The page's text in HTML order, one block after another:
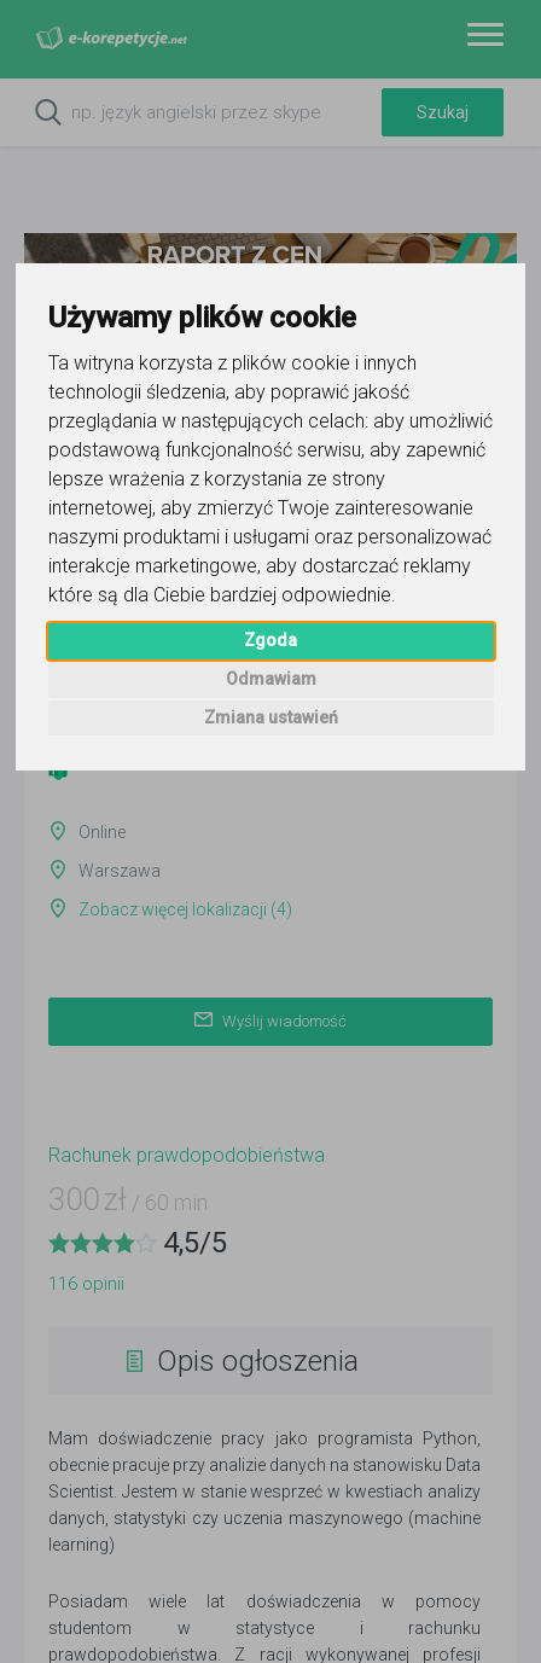
Używamy plików cookie
Ta witryna korzysta z plików cookie i innych
technologii śledzenia, aby poprawić jakość
przeglądania w następujących celach: aby umożliwić
podstawową funkcjonalność serwisu, aby zapewnić
lepsze wrażenia z korzystania ze strony
internetowej, aby zmierzyć Twoje zainteresowanie
naszymi produktami i usługami oraz personalizować
interakcje marketingowe, aby dostarczać reklamy
które są dla Ciebie bardziej odpowiednie.
Zgoda
Odmawiam
Zmiana ustawień
Do ulubionych
Oznacz wystąpienie kontaktu
Pawel Stasinski
Wyślij wiadomość
Online
Warszawa
Zobacz więcej lokalizacji (4)
Wyślij wiadomość
Rachunek prawdopodobieństwa
300 zł / 60 min
4,5/5
116 opinii
Opis ogłoszenia
Mam doświadczenie pracy jako programista Python,
obecnie pracuje przy analizie danych na stanowisku Data
Scientist. Jestem w stanie wesprzeć w kwestiach analizy
danych, statystyki czy uczenia maszynowego (machine
learning)
Posiadam wiele lat doświadczenia w pomocy
studentom w statystyce i rachunku
prawdopodobieństwa. Z racji wykonywanej profesji